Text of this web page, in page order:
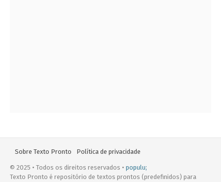
Sobre Texto Pronto Política de privacidade
© 2025 • Todos os direitos reservados • populu;
Texto Pronto é repositório de textos prontos (predefinidos) para